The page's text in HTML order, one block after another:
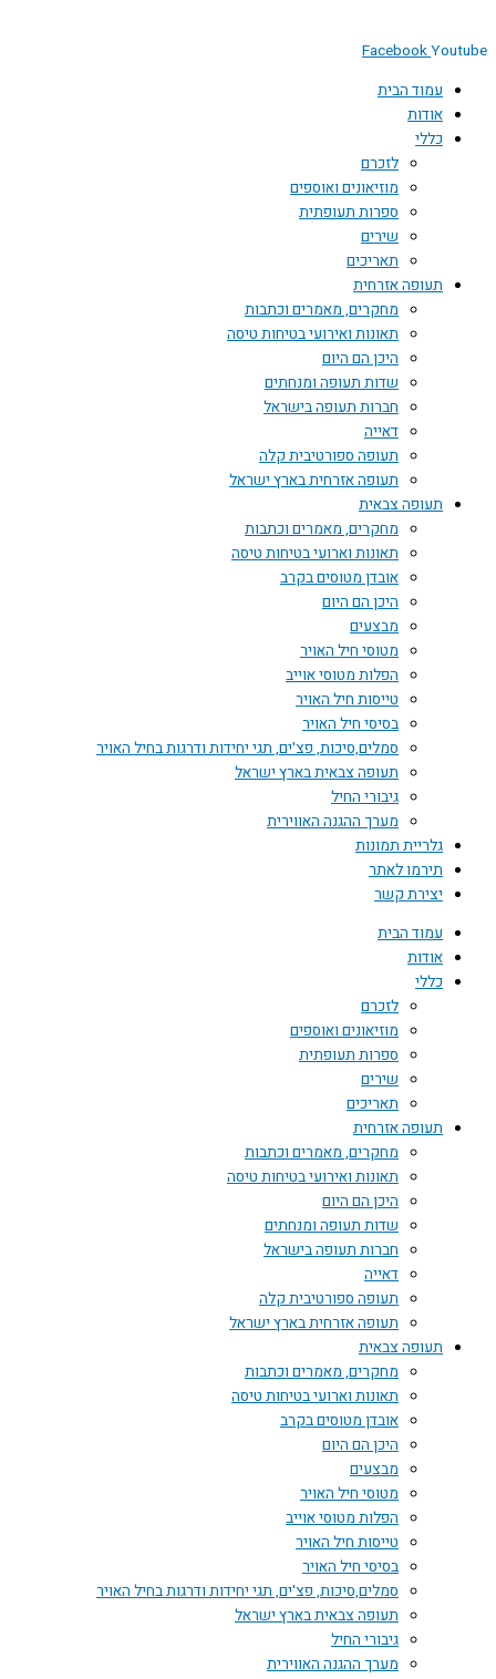
Facebook
עמוד הבית
אודות
כללי
לזכרם
מוזיאונים ואוספים
ספרות תעופתית
שירים
תאריכים
תעופה אזרחית
מחקרים, מאמרים וכתבות
תאונות ואירועי בטיחות טיסה
היכן הם היום
שדות תעופה ומנחתים
חברות תעופה בישראל
דאייה
תעופה ספורטיבית קלה
תעופה אזרחית בארץ ישראל
תעופה צבאית
מחקרים, מאמרים וכתבות
תאונות וארועי בטיחות טיסה
אובדן מטוסים בקרב
היכן הם היום
מבצעים
מטוסי חיל האויר
הפלות מטוסי אוייב
טייסות חיל האויר
בסיסי חיל האויר
סמלים,סיכות, פצ'ים, תגי יחידות ודרגות בחיל האויר
תעופה צבאית בארץ ישראל
גיבורי החיל
מערך ההגנה האווירית
גלריית תמונות
תירמו לאתר
יצירת קשר
עמוד הבית
אודות
כללי
לזכרם
מוזיאונים ואוספים
ספרות תעופתית
שירים
תאריכים
תעופה אזרחית
מחקרים, מאמרים וכתבות
תאונות ואירועי בטיחות טיסה
היכן הם היום
שדות תעופה ומנחתים
חברות תעופה בישראל
דאייה
תעופה ספורטיבית קלה
תעופה אזרחית בארץ ישראל
תעופה צבאית
מחקרים, מאמרים וכתבות
תאונות וארועי בטיחות טיסה
אובדן מטוסים בקרב
היכן הם היום
מבצעים
מטוסי חיל האויר
הפלות מטוסי אוייב
טייסות חיל האויר
בסיסי חיל האויר
סמלים,סיכות, פצ'ים, תגי יחידות ודרגות בחיל האויר
תעופה צבאית בארץ ישראל
גיבורי החיל
מערך ההגנה האווירית